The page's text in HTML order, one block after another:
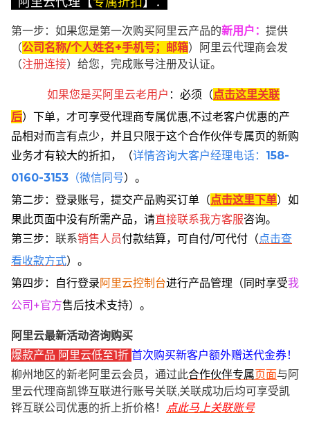
第一步：如果您是第一次购买阿里云产品的新用户 ： 提供
（公司名称/个人姓名+手机号；邮箱）阿里云代理商会发
（注册连接）给您，完成账号注册及认证。
如果您是买阿里云老用户 ： 必须 （点击这里关联
后） 下单， 才可享受代理商专属优惠,不过老客户优惠的产
品相对而言有点少，并且只限于这个合作伙伴专属页的新购
业务才有较大的折扣，
（详情咨询大客户经理电话： 158-
0160-3153 （微信同号）。
第二步：登录账号，提交产品购买订单（点击这里下单） 如
果此页面中没有所需产品，请直接联系我方客服咨询。
第三步： 联系销售人员付款结算，可自付/可代付（点击查
看收款方式）。
第四步：自行登录阿里云控制台进行产品管理（同时享受我
公司+官方售后技术支持）。
阿里云最新活动咨询购买
爆款产品 阿里云低至1折 首次购买新客户额外赠送代金券！
柳州地区的新老阿里云会员，通过此合作伙伴专属页面与阿
里云代理商凯铧互联进行账号关联,关联成功后均可享受凯
铧互联公司优惠的折上折价格！
点此马上关联账号